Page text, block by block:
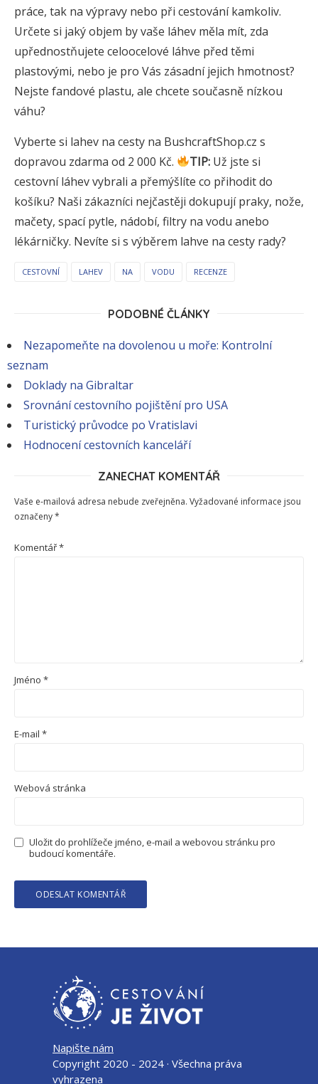
práce, tak na výpravy nebo při cestování kamkoliv.
Určete si jaký objem by vaše láhev měla mít, zda
upřednostňujete celoocelové láhve před těmi
plastovými, nebo je pro Vás zásadní jejich hmotnost?
Nejste fandové plastu, ale chcete současně nízkou
váhu?
Vyberte si lahev na cesty na BushcraftShop.cz s
dopravou zdarma od 2 000 Kč.
TIP: Už jste si
cestovní láhev vybrali a přemýšlíte co přihodit do
košíku? Naši zákazníci nejčastěji dokupují praky, nože,
mačety, spací pytle, nádobí, filtry na vodu anebo
lékárničky. Nevíte si s výběrem lahve na cesty rady?
CESTOVNÍ LAHEV NA VODU RECENZE
PODOBNÉ ČLÁNKY
Nezapomeňte na dovolenou u moře: Kontrolní
seznam
Doklady na Gibraltar
Srovnání cestovního pojištění pro USA
Turistický průvodce po Vratislavi
Hodnocení cestovních kanceláří
ZANECHAT KOMENTÁŘ
Vaše e-mailová adresa nebude zveřejněna. Vyžadované informace jsou
označeny*
Komentář*
Jméno *
E-mail *
Webová stránka
Uložit do prohlížeče jméno, e-mail a webovou stránku pro
budoucí komentáře.
Napište nám
Copyright 2020 - 2024 · Všechna práva
vyhrazena